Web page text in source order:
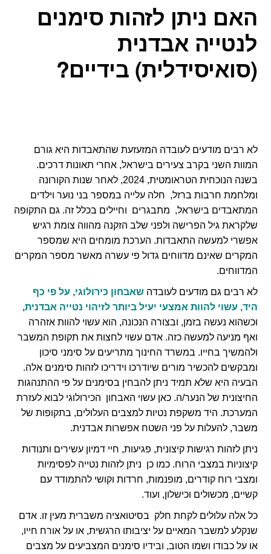
האם ניתן לזהות סימנים
לנטייה אבדנית
(סואיסידלית) בידיים?
לא רבים מודעים לעובדה המזעזעת שהתאבדות היא גורם
המוות השני בקרב צעירים בישראל, אחרי תאונות דרכים.
בשנה הנוכחית הטראומטית, 2024, לאחר שנות הקורונה
ומלחמת חרבות ברזל, חלה עלייה במספר בני נוער וילדים
המתאבדים בישראל, מתבגרים וחיילים בכלל זה. גם התקופה
שלקראת גיל הפרישה ולפני שלב הזקנה מהווה צומת רגיש
אפשרי למעשה התאבדות. הערכת מומחים היא שמספר
המקרים שאינם מדווחים גדול פי עשרה מאשר מספר המקרים
המדווחים.
לא רבים גם מודעים לעובדהשאבחון כירולוגי, על פי כף
היד, עשוי להוות אמצעי יעיל ביותר לזיהוי נטייה אבדנית,
וכשהוא נעשה בזמן, ובצורה הנכונה, הוא עשוי להוות אזהרה
ואף מניעה למעשה כזה. אדם עשוי לחצות את תקופת המשבר
ולהמשיך בחייו. במשרד החינוך מתריעים על סימני סיכון
ומבקשים להכשיר מורים שיודרכו וידריכו לזהות סימנים אלה.
הבעיה היא שלא תמיד ניתן להבחין בסימנים על פי ההתנהגות
החיצונית של הנער/ה. כאן עשוי האבחון הכירולוגי לבוא לעזרת
המערכת. היד משקפת נטיות למצבים העלולים, בתקופות של
משבר, להעלות על פני השטח אפשרות אבדנית.
ניתן לזהות רגישות קיצונית, פגיעות, חיי דמיון עשירים ותנודות
קיצוניות במצבי הרוח. כמו כן ניתן לזהות נטייה לפסימיות
ומצבי רוח קודרים, מופנמות, חרדות וקושי להתמודד עם
קשיים, מכשולים וכישלון, ועוד.
כל אלה עלולים לקחת חלק בסיטואציה משברית מעין זו. אדם
שנקלע למשבר המאיים על יציבותו הרגשית, או על אורח חייו,
או על כבודו ושמו הטוב, ובידיו סימנים המצביעים על מצבים